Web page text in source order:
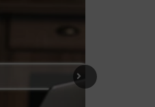
Next